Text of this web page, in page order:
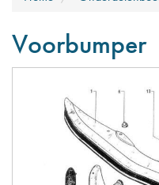
Voorbumper